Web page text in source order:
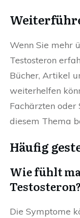
Wenn Sie mehr
Testosteron
Bücher, Artikel
weiterhelfen
Fachärzten
diesem Thema
Häufig
Wie fühlt
Testosteron?
Die Symptome